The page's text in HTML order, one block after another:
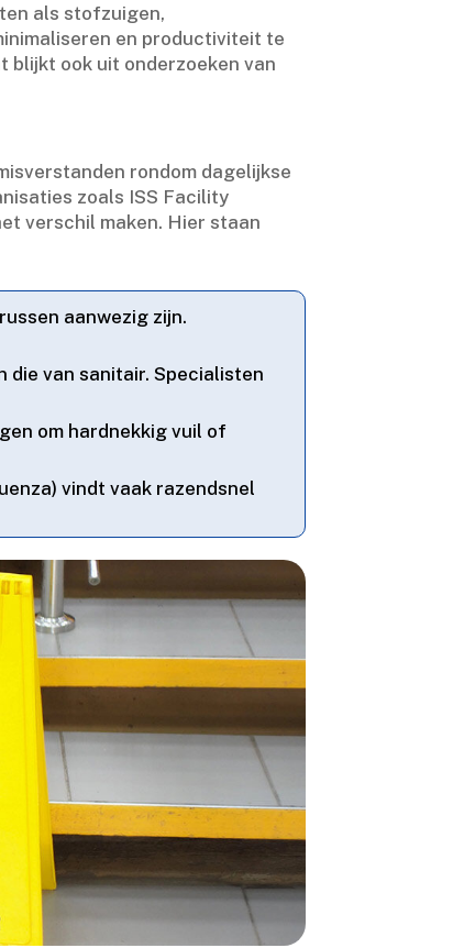
als stofzuigen,
en productiviteit te
blijkt ook uit onderzoeken van
rondom dagelijkse
zoals ISS Facility
verschil maken.​ Hier staan
aanwezig zijn.​
die van sanitair.​ Specialisten
om hardnekkig vuil of
vindt vaak razendsnel